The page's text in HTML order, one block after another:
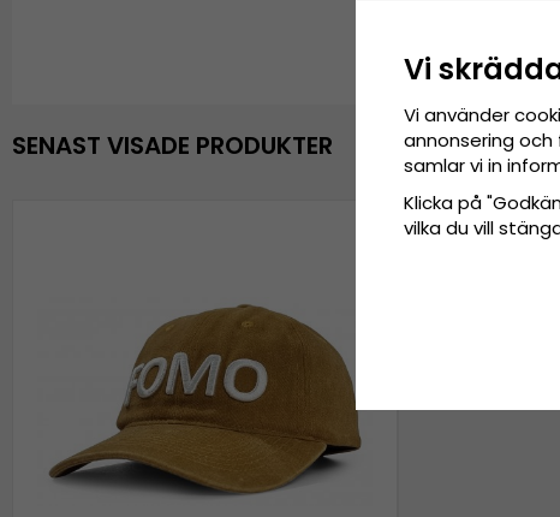
SENAST VISADE PRODUKTER
Vi
Vi använder
annonsering
samlar vi in
Klicka på
vilka du vill